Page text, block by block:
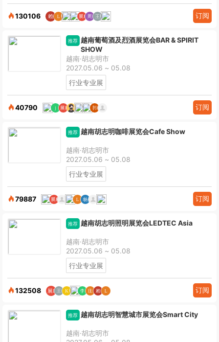
130106 订阅
推荐 越南葡萄酒及烈酒展览会BAR & SPIRIT
SHOW
越南·胡志明市
2027.05.06 ~ 05.08
行业专业展
40790 订阅
推荐 越南胡志明咖啡展览会Cafe Show
越南·胡志明市
2027.05.06 ~ 05.08
行业专业展
79887 订阅
推荐 越南胡志明照明展览会LEDTEC Asia
越南·胡志明市
2027.05.06 ~ 05.08
行业专业展
132508 订阅
推荐 越南胡志明智慧城市展览会Smart City
越南·胡志明市